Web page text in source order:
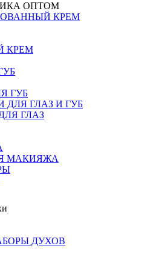
ОПТОМ
КРЕМ
КРЕМ
ГУБ
ГЛАЗ И ГУБ
ГЛАЗ
МАКИЯЖА
ДУХОВ